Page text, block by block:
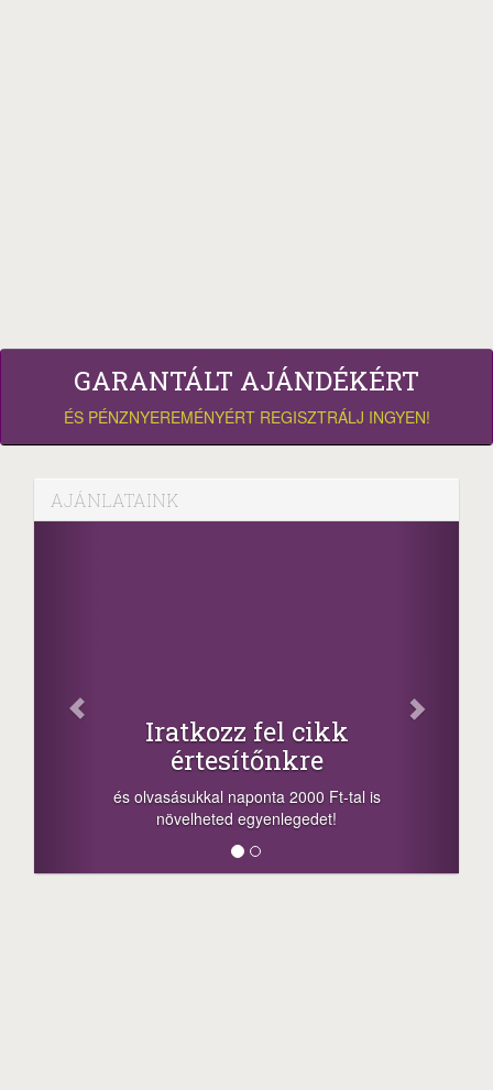
GARANTÁLT AJÁNDÉKÉRT
ÉS PÉNZNYEREMÉNYÉRT REGISZTRÁLJ INGYEN!
AJÁNLATAINK
Oszd meg cikkeinket
+1.000.000 Ft...
-nyeremény növelés jár a szerencsésnek
megosztási lehetőséget. Lájkolj is minket!